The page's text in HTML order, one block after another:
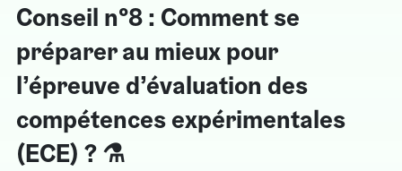
Conseil n°8 : Comment se
préparer au mieux pour
l’épreuve d’évaluation des
compétences expérimentales
(ECE) ? ⚗️